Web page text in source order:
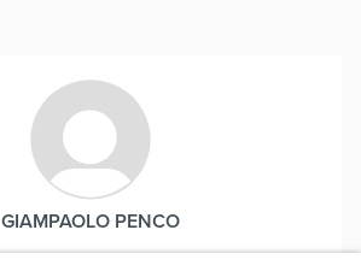
GIAMPAOLO PENCO